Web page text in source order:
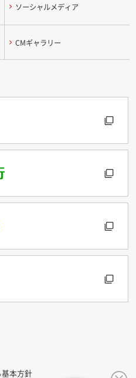
ソーシャルメディア
CMギャラリー
本方針